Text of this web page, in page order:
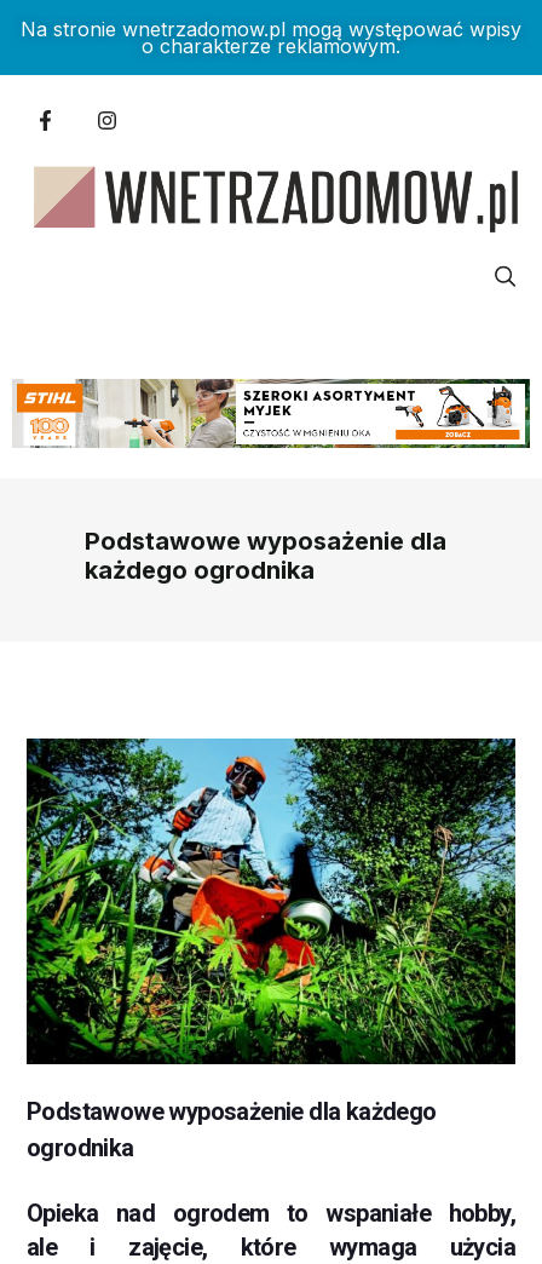
Na stronie wnetrzadomow.pl mogą występować wpisy
o charakterze reklamowym.
Podstawowe wyposażenie dla
każdego ogrodnika
Podstawowe wyposażenie dla każdego
ogrodnika
Opieka nad ogrodem to wspaniałe hobby,
ale i zajęcie, które wymaga użycia